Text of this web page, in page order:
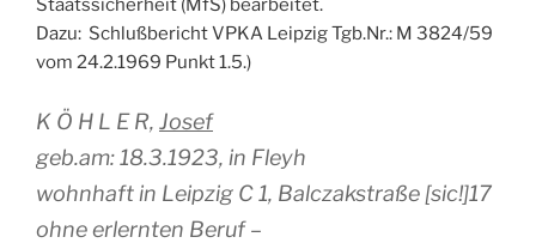
Staatssicherheit (MfS) bearbeitet.
Dazu: Schlußbericht VPKA Leipzig Tgb.Nr.: M 3824/59
vom 24.2.1969 Punkt 1.5.)
K Ö H L E R, Josef
geb.am: 18.3.1923, in Fleyh
wohnhaft in Leipzig C 1, Balczakstraße [sic!]17
ohne erlernten Beruf –